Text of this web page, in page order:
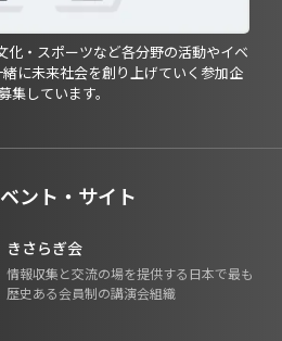
化・スポーツなど各分野の活動やイベ
に未来社会を創り上げていく参加企
集しています。
ント・サイト
きさらぎ会
情報収集と交流の場を提供する日本で最も
歴史ある会員制の講演会組織